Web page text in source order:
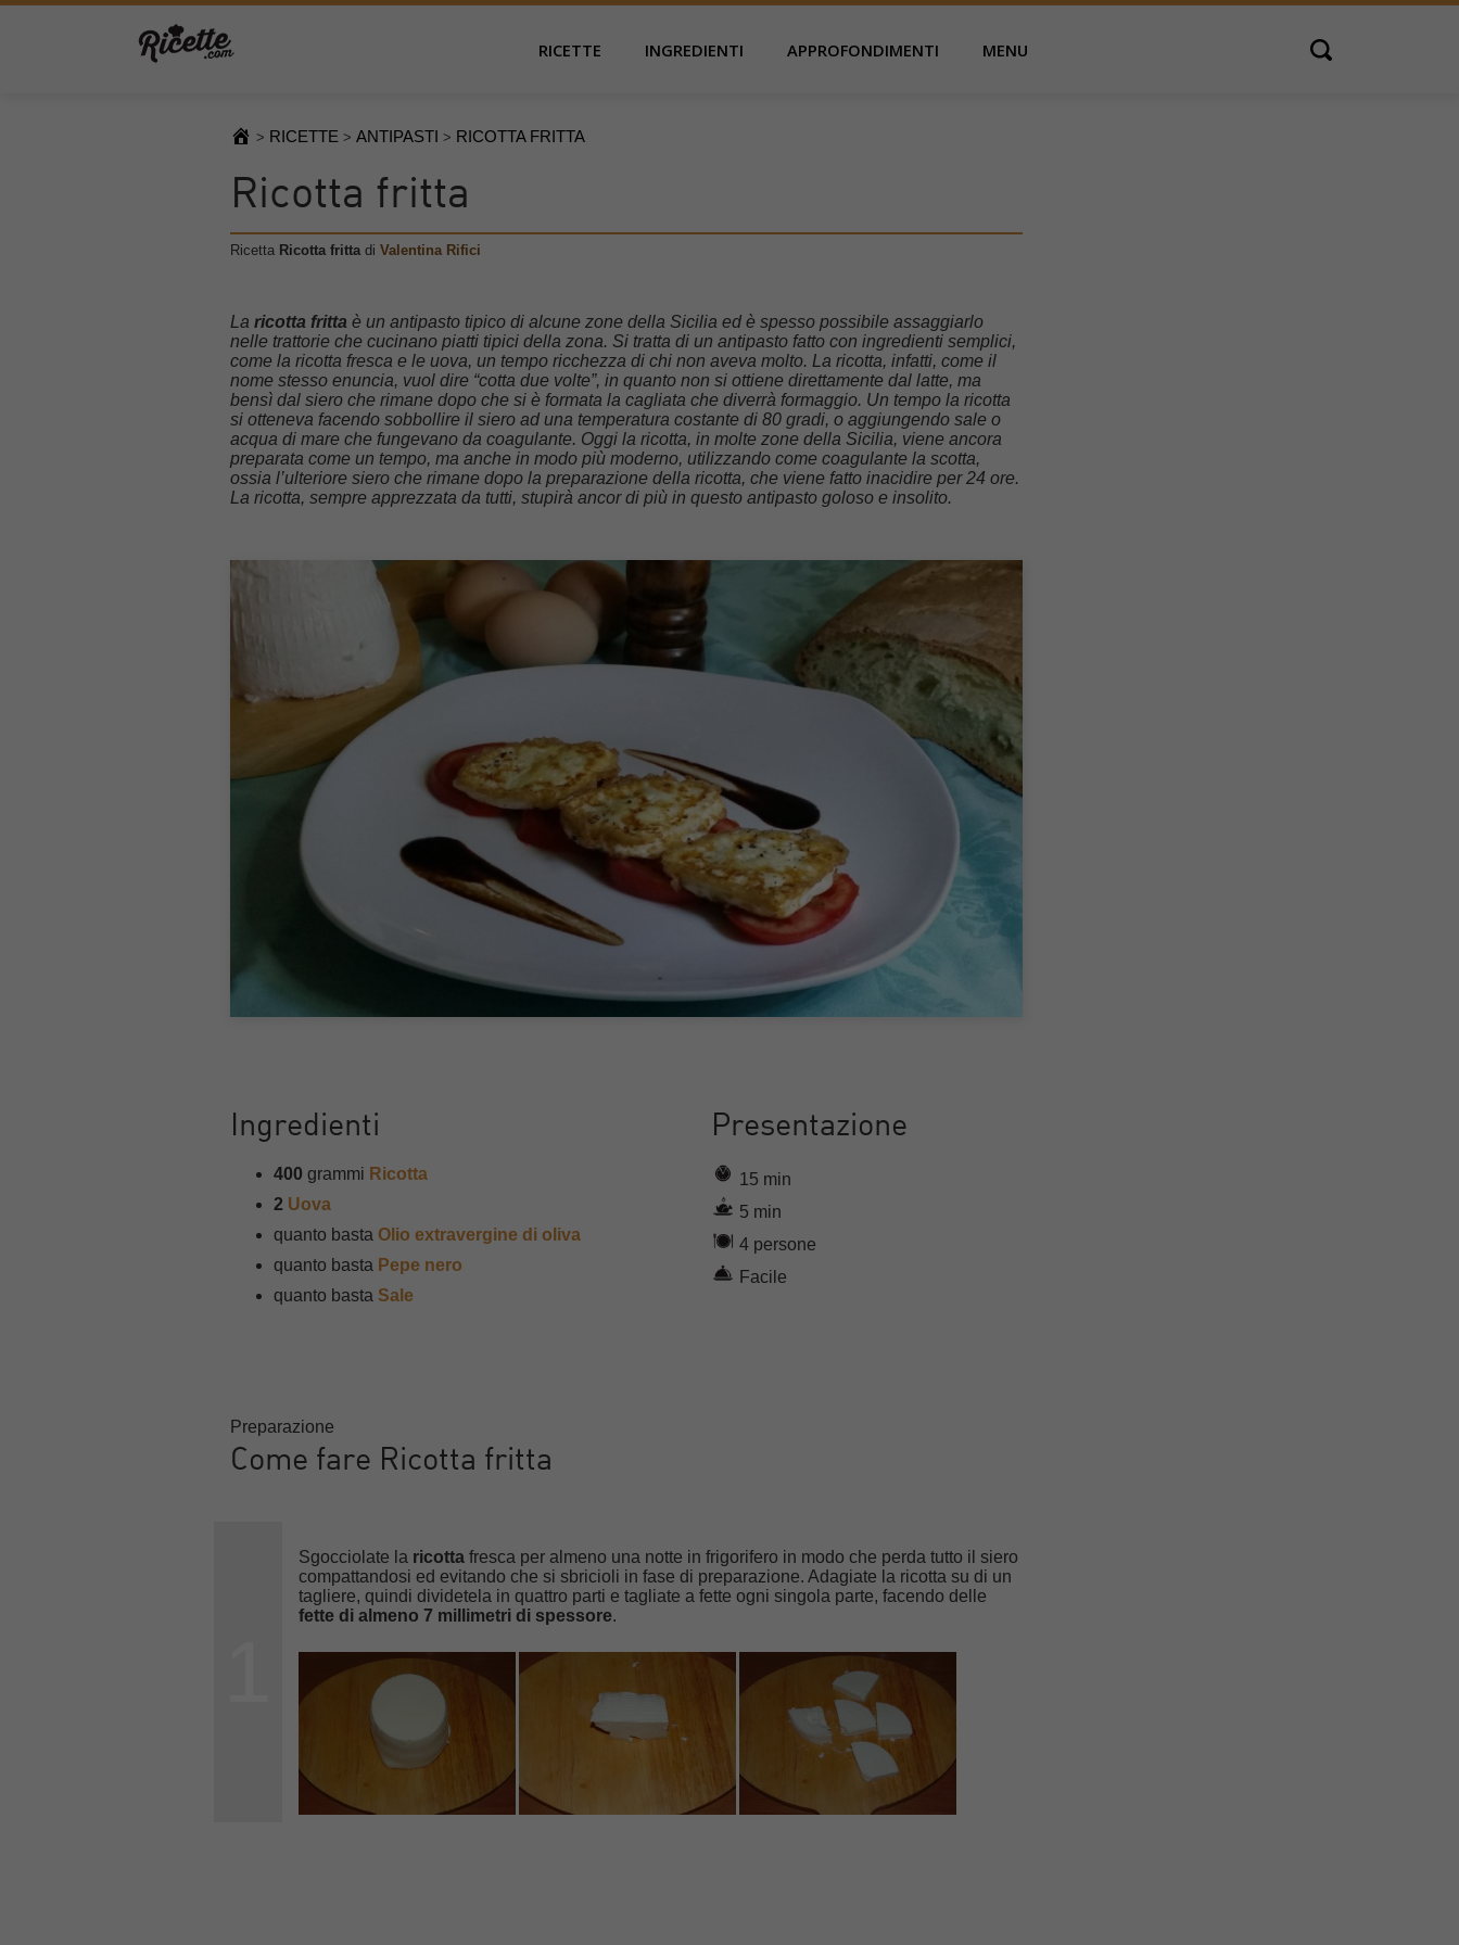
RICETTE INGREDIENTI APPROFONDIMENTI MENU Open search
> RICETTE > ANTIPASTI > RICOTTA FRITTA
Ricotta fritta
Ricetta Ricotta fritta di Valentina Rifici
La ricotta fritta è un antipasto tipico di alcune zone della Sicilia ed è spesso possibile assaggiarlo
nelle trattorie che cucinano piatti tipici della zona. Si tratta di un antipasto fatto con ingredienti semplici,
come la ricotta fresca e le uova, un tempo ricchezza di chi non aveva molto. La ricotta, infatti, come il
nome stesso enuncia, vuol dire “cotta due volte”, in quanto non si ottiene direttamente dal latte, ma
bensì dal siero che rimane dopo che si è formata la cagliata che diverrà formaggio. Un tempo la ricotta
si otteneva facendo sobbollire il siero ad una temperatura costante di 80 gradi, o aggiungendo sale o
acqua di mare che fungevano da coagulante. Oggi la ricotta, in molte zone della Sicilia, viene ancora
preparata come un tempo, ma anche in modo più moderno, utilizzando come coagulante la scotta,
ossia l’ulteriore siero che rimane dopo la preparazione della ricotta, che viene fatto inacidire per 24 ore.
La ricotta, sempre apprezzata da tutti, stupirà ancor di più in questo antipasto goloso e insolito.
Ingredienti
400 grammi Ricotta
2 Uova
quanto basta Olio extravergine di oliva
quanto basta Pepe nero
quanto basta Sale
Presentazione
15 min
5 min
4 persone
Facile
Preparazione
Come fare Ricotta fritta
Sgocciolate la ricotta fresca per almeno una notte in frigorifero in modo che perda tutto il siero
compattandosi ed evitando che si sbricioli in fase di preparazione. Adagiate la ricotta su di un
tagliere, quindi dividetela in quattro parti e tagliate a fette ogni singola parte, facendo delle
fette di almeno 7 millimetri di spessore.